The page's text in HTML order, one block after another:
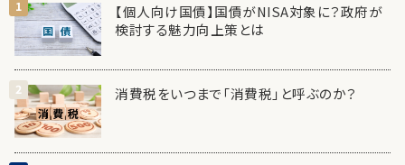
【個人向け国債】国債がNISA対象に？政府が
検討する魅力向上策とは
消費税をいつまで「消費税」と呼ぶのか？